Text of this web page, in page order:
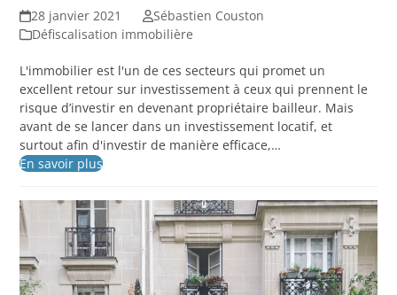
28 janvier 2021
Sébastien Couston
Défiscalisation immobilière
L'immobilier est l'un de ces secteurs qui promet un
excellent retour sur investissement à ceux qui prennent le
risque d’investir en devenant propriétaire bailleur. Mais
avant de se lancer dans un investissement locatif, et
surtout afin d'investir de manière efficace,…
En savoir plus